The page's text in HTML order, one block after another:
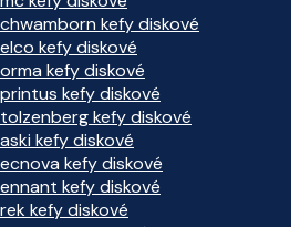
kefy diskové
kefy diskové
kefy diskové
kefy diskové
kefy diskové
kefy diskové
kefy diskové
kefy diskové
kefy diskové